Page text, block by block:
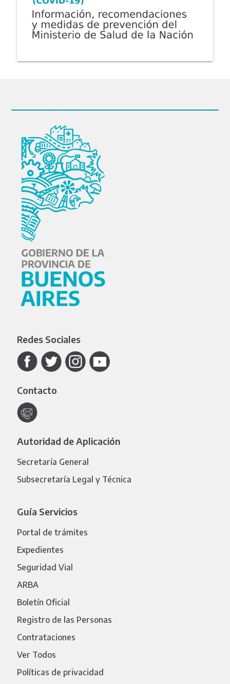
Redes Sociales
Contacto
Autoridad de Aplicación
Secretaría General
Subsecretaría Legal y Técnica
Guía Servicios
Portal de trámites
Expedientes
Seguridad Vial
ARBA
Boletín Oficial
Registro de las Personas
Contrataciones
Ver Todos
Políticas de privacidad